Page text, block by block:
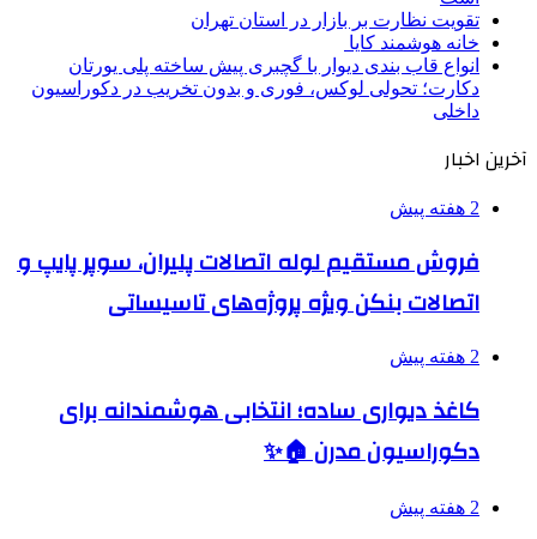
تقویت نظارت بر بازار در استان تهران
خانه هوشمند کایا
انواع قاب بندی دیوار با گچبری پیش ساخته پلی یورتان
دکارت؛ تحولی لوکس، فوری و بدون تخریب در دکوراسیون
داخلی
آخرین اخبار
2 هفته پیش
فروش مستقیم لوله اتصالات پلیران، سوپر پایپ و
اتصالات بنکن ویژه پروژه‌های تاسیساتی
2 هفته پیش
کاغذ دیواری ساده؛ انتخابی هوشمندانه برای
دکوراسیون مدرن 🏠✨
2 هفته پیش